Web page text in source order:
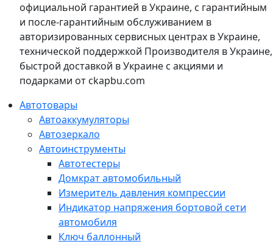
официальной гарантией в Украине, с гарантийным
и после-гарантийным обслуживанием в
авторизированных сервисных центрах в Украине,
технической поддержкой Производителя в Украине,
быстрой доставкой в Украине с акциями и
подарками от ckapbu.com
Автотовары
Автоаккумуляторы
Автозеркало
Автоинструменты
Автотестеры
Домкрат автомобильный
Измеритель давления компрессии
Индикатор напряжения бортовой сети
автомобиля
Ключ баллонный